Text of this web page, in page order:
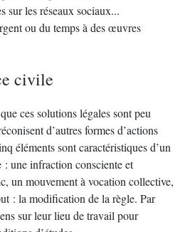
sur les réseaux sociaux...
ou du temps à des œuvres
civile
ces solutions légales sont peu
d’autres formes d’actions
éléments sont caractéristiques d’un
: une infraction consciente et
un mouvement à vocation collective,
: la modification de la règle. Par
sur leur lieu de travail pour